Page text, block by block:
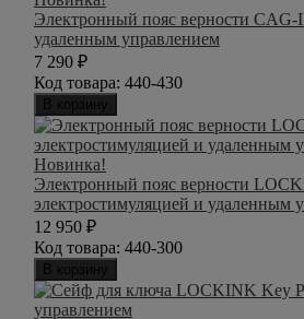
Электронный пояс верности
удаленным управлением
7 290 ₽
Код товара: 440-430
В корзину
Новинка!
Электронный пояс верности
электростимуляцией и удаленным
12 950 ₽
Код товара: 440-300
В корзину